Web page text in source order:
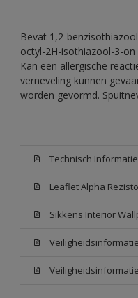
Bevat 1,2-
octyl-2H-isothiazool-3-
Kan een allergische
verneveling kunnen
worden gevormd.
Leaflet Alpha